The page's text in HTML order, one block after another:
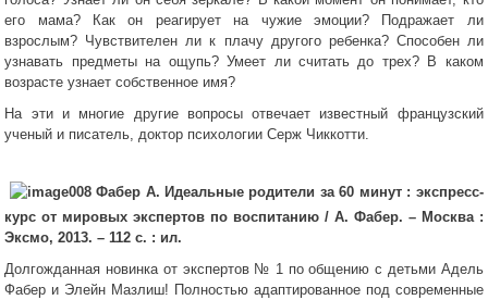
его мама? Как он реагирует на чужие эмоции? Подражает ли
взрослым? Чувствителен ли к плачу другого ребенка? Способен ли
узнавать предметы на ощупь? Умеет ли считать до трех? В каком
возрасте узнает собственное имя?
На эти и многие другие вопросы отвечает известный французский
ученый и писатель, доктор психологии Серж Чиккотти.
Фабер А. Идеальные родители за 60 минут : экспресс-
курс от мировых экспертов по воспитанию / А. Фабер. – Москва :
Эксмо, 2013. – 112 с. : ил.
Долгожданная новинка от экспертов № 1 по общению с детьми Адель
Фабер и Элейн Мазлиш! Полностью адаптированное под современные